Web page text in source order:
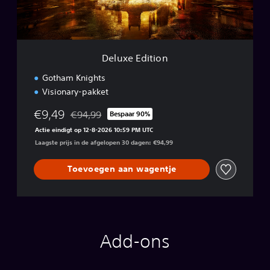
i
o
Deluxe Edition
Gotham Knights
Visionary-pakket
€9,49 Korting ten opzichte van de oorspronkelijke prijs
€94,99 Bespaar 90%
Actie eindigt op 12-8-2026 10:59 PM UTC
Laagste prijs in de afgelopen 30 dagen: €94,99
Toevoegen aan wagentje
Add-ons